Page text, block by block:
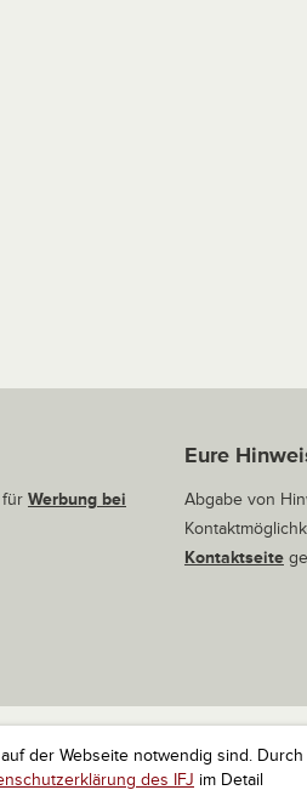
der Webseite notwendig sind.
des IFJ im Detail
Werbung bei
Eure
Abgabe von
Kontaktseite
Impressum Kontakt nach oben